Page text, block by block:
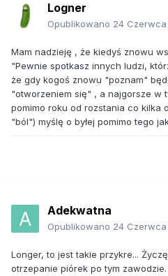
Logner
Opublikowano 24 Czerwca
Mam nadzieję , że kiedyś znowu
"Pewnie spotkasz innych ludzi,
że gdy kogoś znowu "poznam"
"otworzeniem się" , a najgorsze w
pomimo roku od rozstania co kilka
"ból") myślę o byłej pomimo tego
Adekwatna
Opublikowano 24 Czerwca
Longer, to jest takie przykre...
otrzepanie piórek po tym